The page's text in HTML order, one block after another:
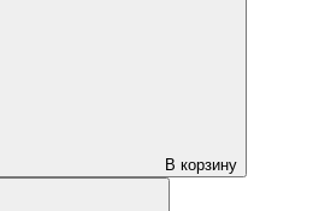
В корзину